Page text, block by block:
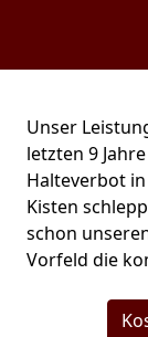
Unser
letzten 9
Halteverbot
Kisten
schon
Vorfeld die